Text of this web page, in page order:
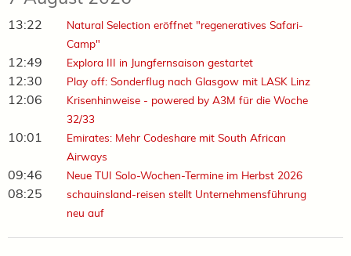
13:22
Natural Selection eröffnet "regeneratives Safari-
Camp"
12:49 Explora III in Jungfernsaison gestartet
12:30 Play off: Sonderflug nach Glasgow mit LASK Linz
12:06
Krisenhinweise - powered by A3M für die Woche
32/33
10:01
Emirates: Mehr Codeshare mit South African
Airways
09:46 Neue TUI Solo-Wochen-Termine im Herbst 2026
08:25
schauinsland-reisen stellt Unternehmensführung
neu auf